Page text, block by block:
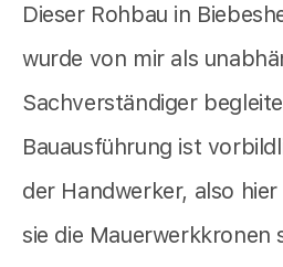
Dieser Rohbau in
wurde von mir als
Sachverständiger
Bauausführung ist
der Handwerker, also
sie die Mauerwerkkronen